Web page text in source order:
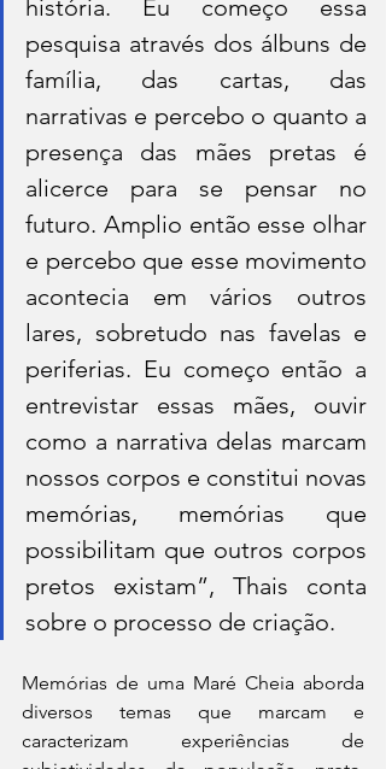
história. Eu começo essa
pesquisa através dos álbuns de
família, das cartas, das
narrativas e percebo o quanto a
presença das mães pretas é
alicerce para se pensar no
futuro. Amplio então esse olhar
e percebo que esse movimento
acontecia em vários outros
lares, sobretudo nas favelas e
periferias. Eu começo então a
entrevistar essas mães, ouvir
como a narrativa delas marcam
nossos corpos e constitui novas
memórias, memórias que
possibilitam que outros corpos
pretos existam”, Thais conta
sobre o processo de criação.
Memórias de uma Maré Cheia aborda
diversos temas que marcam e
caracterizam experiências de